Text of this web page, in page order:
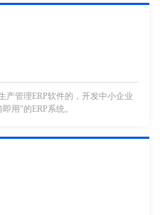
产管理ERP软件的，开发中小企业
用"的ERP系统。